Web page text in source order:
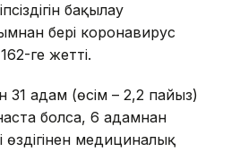
бақылау
бері коронавирус
ге жетті.
31 адам (өсім – 2,2 пайыз)
болса, 6 адамнан
медициналық